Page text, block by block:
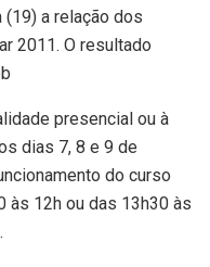
a relação dos
2011. O resultado
presencial ou à
dias 7, 8 e 9 de
do curso
às 12h ou das 13h30 às